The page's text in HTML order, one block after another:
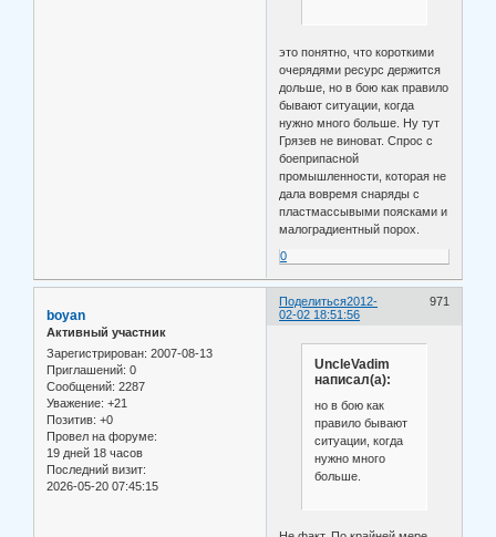
это понятно, что короткими
очерядями ресурс держится
дольше, но в бою как правило
бывают ситуации, когда
нужно много больше. Ну тут
Грязев не виноват. Спрос с
боеприпасной
промышленности, которая не
дала вовремя снаряды с
пластмассывыми поясками и
малоградиентный порох.
0
Поделиться 971
2012-
02-02 18:51:56
boyan
Активный участник
Зарегистрирован: 2007-08-13
Приглашений: 0
Сообщений: 2287
Уважение: +21
Позитив: +0
Провел на форуме:
19 дней 18 часов
Последний визит:
2026-05-20 07:45:15
UncleVadim
написал(а):
но в бою как
правило бывают
ситуации, когда
нужно много
больше.